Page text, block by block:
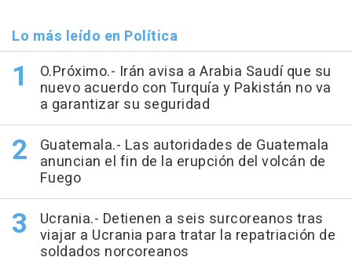
Lo más leído en Política
O.Próximo.- Irán avisa a Arabia Saudí que su
nuevo acuerdo con Turquía y Pakistán no va
a garantizar su seguridad
Guatemala.- Las autoridades de Guatemala
anuncian el fin de la erupción del volcán de
Fuego
Ucrania.- Detienen a seis surcoreanos tras
viajar a Ucrania para tratar la repatriación de
soldados norcoreanos